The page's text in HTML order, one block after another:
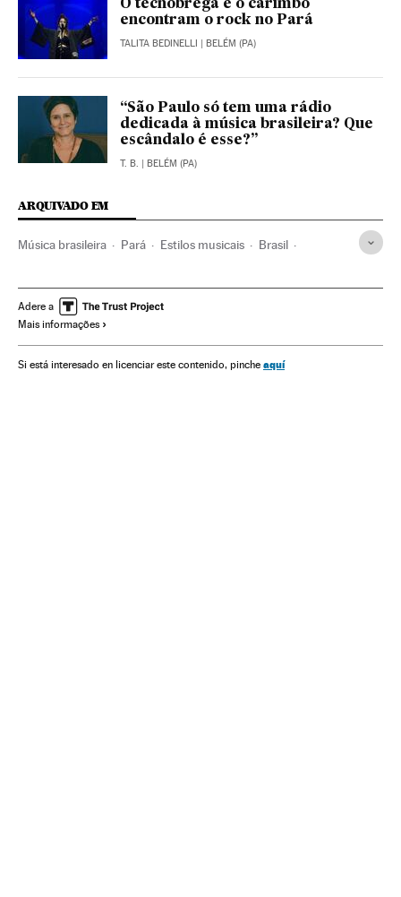
O tecnobrega e o carimbó
encontram o rock no Pará
TALITA BEDINELLI | BELÉM (PA)
“São Paulo só tem uma rádio
dedicada à música brasileira? Que
escândalo é esse?”
T. B. | BELÉM (PA)
ARQUIVADO EM
Música brasileira Pará Estilos musicais Brasil
Cultura
Adere a
Mais informações
Si está interesado en licenciar este contenido, pinche aquí